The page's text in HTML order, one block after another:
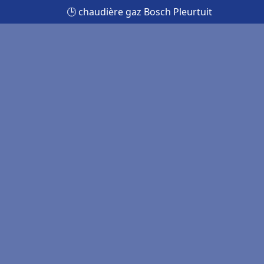
🕒 chaudière gaz Bosch Pleurtuit